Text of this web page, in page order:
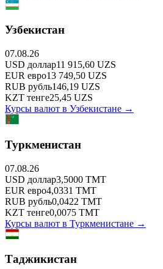
Узбекистан
07.08.26
USD доллар11 915,60 UZS
EUR евро13 749,50 UZS
RUB рубль146,19 UZS
KZT тенге25,45 UZS
Курсы валют в Узбекистане →
Туркменистан
07.08.26
USD доллар3,5000 TMT
EUR евро4,0331 TMT
RUB рубль0,0422 TMT
KZT тенге0,0075 TMT
Курсы валют в Туркменистане →
Таджикистан